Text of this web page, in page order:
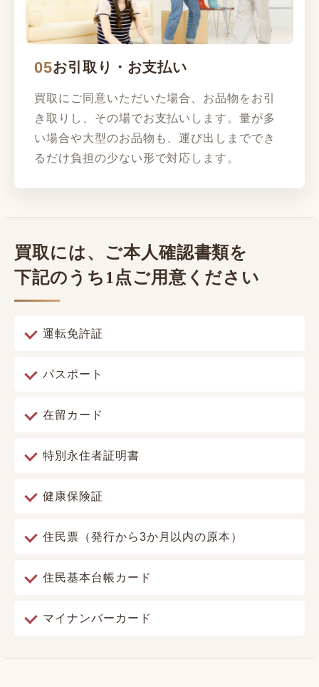
05お引取り・お支払い
買取にご同意いただいた場合、お品物をお引
き取りし、その場でお支払いします。量が多
い場合や大型のお品物も、運び出しまででき
るだけ負担の少ない形で対応します。
買取には、ご本人確認書類を
下記のうち1点ご用意ください
運転免許証
パスポート
在留カード
特別永住者証明書
健康保険証
住民票（発行から3か月以内の原本）
住民基本台帳カード
マイナンバーカード